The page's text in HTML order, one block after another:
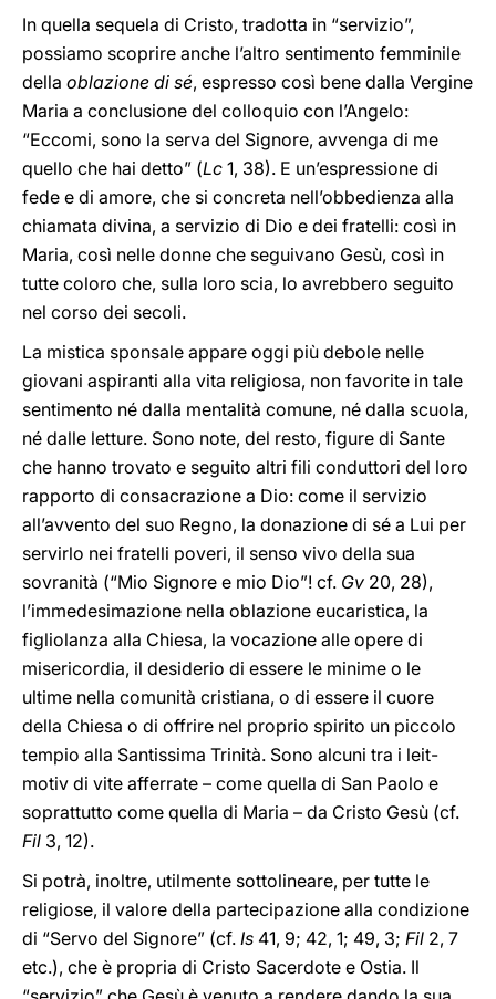
In quella sequela di Cristo, tradotta in “servizio”,
possiamo scoprire anche l’altro sentimento femminile
della oblazione di sé, espresso così bene dalla Vergine
Maria a conclusione del colloquio con l’Angelo:
“Eccomi, sono la serva del Signore, avvenga di me
quello che hai detto” (Lc 1, 38). E un’espressione di
fede e di amore, che si concreta nell’obbedienza alla
chiamata divina, a servizio di Dio e dei fratelli: così in
Maria, così nelle donne che seguivano Gesù, così in
tutte coloro che, sulla loro scia, lo avrebbero seguito
nel corso dei secoli.
La mistica sponsale appare oggi più debole nelle
giovani aspiranti alla vita religiosa, non favorite in tale
sentimento né dalla mentalità comune, né dalla scuola,
né dalle letture. Sono note, del resto, figure di Sante
che hanno trovato e seguito altri fili conduttori del loro
rapporto di consacrazione a Dio: come il servizio
all’avvento del suo Regno, la donazione di sé a Lui per
servirlo nei fratelli poveri, il senso vivo della sua
sovranità (“Mio Signore e mio Dio”! cf. Gv 20, 28),
l’immedesimazione nella oblazione eucaristica, la
figliolanza alla Chiesa, la vocazione alle opere di
misericordia, il desiderio di essere le minime o le
ultime nella comunità cristiana, o di essere il cuore
della Chiesa o di offrire nel proprio spirito un piccolo
tempio alla Santissima Trinità. Sono alcuni tra i leit-
motiv di vite afferrate – come quella di San Paolo e
soprattutto come quella di Maria – da Cristo Gesù (cf.
Fil 3, 12).
Si potrà, inoltre, utilmente sottolineare, per tutte le
religiose, il valore della partecipazione alla condizione
di “Servo del Signore” (cf. Is 41, 9; 42, 1; 49, 3; Fil 2, 7
etc.), che è propria di Cristo Sacerdote e Ostia. Il